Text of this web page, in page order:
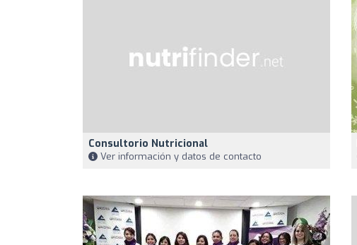
Consultorio Nutricional
Ver información y datos de contacto